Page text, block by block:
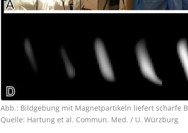
Abb.: Bildgebung mit Magnetpartikeln liefert scharfe
Quelle: Hartung et al. Commun. Med. / U. Würzburg